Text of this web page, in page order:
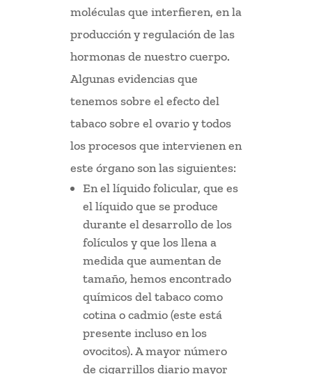
moléculas que interfieren, en la
producción y regulación de las
hormonas de nuestro cuerpo.
Algunas evidencias que
tenemos sobre el efecto del
tabaco sobre el ovario y todos
los procesos que intervienen en
este órgano son las siguientes:
En el líquido folicular, que es
el líquido que se produce
durante el desarrollo de los
folículos y que los llena a
medida que aumentan de
tamaño, hemos encontrado
químicos del tabaco como
cotina o cadmio (este está
presente incluso en los
ovocitos). A mayor número
de cigarrillos diario mayor